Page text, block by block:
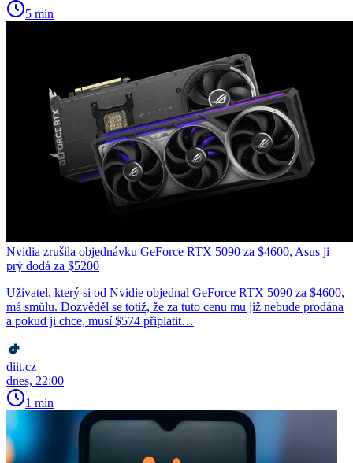
5 min
Nvidia zrušila objednávku GeForce RTX 5090 za $4600, Asus ji
prý dodá za $5200
Uživatel, který si od Nvidie objednal GeForce RTX 5090 za $4600,
má smůlu. Dozvěděl se totiž, že za tuto cenu mu již nebude prodána
a pokud ji chce, musí $574 připlatit…
diit.cz
dnes, 22:00
1 min